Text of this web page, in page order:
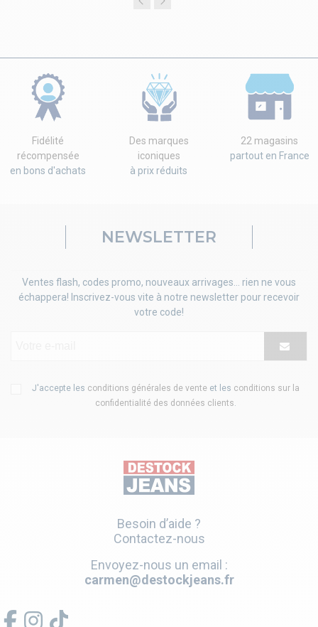
Fidélité
récompensée
en bons d'achats
Des marques
iconiques
à prix réduits
22 magasins
partout en France
NEWSLETTER
Ventes flash, codes promo, nouveaux arrivages... rien ne vous
échappera! Inscrivez-vous vite à notre newsletter pour recevoir
votre code!
J'accepte les conditions générales de vente et les conditions sur la
confidentialité des données clients
Besoin d’aide ?
Contactez-nous
Envoyez-nous un email :
carmen@destockjeans.fr